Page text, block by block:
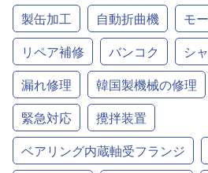
製缶加工
自動折曲機
モ
リペア補修
バンコク
シ
漏れ修理
韓国製機械の修理
緊急対応
攪拌装置
ベアリング内蔵軸受フランジ